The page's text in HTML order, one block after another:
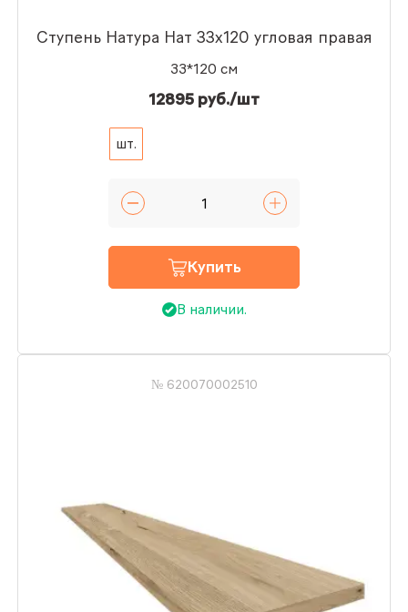
Ступень Натура Нат 33x120 угловая правая
33*120 см
12895 руб./шт
шт.
Купить
В наличии.
№ 620070002510